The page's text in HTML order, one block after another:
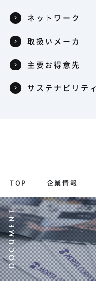
ネットワーク
取扱いメーカ
主要お得意先
サステナビリティ
TOP 企業情報